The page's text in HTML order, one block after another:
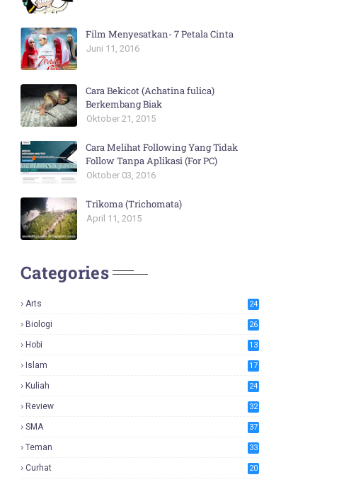
Film Menyesatkan- 7 Petala Cinta
Juni 11, 2016
Cara Bekicot (Achatina fulica)
Berkembang Biak
Oktober 21, 2015
Cara Melihat Following Yang Tidak
Follow Tanpa Aplikasi (For PC)
Oktober 03, 2016
Trikoma (Trichomata)
April 11, 2015
Categories
Arts 24
Biologi 26
Hobi 13
Islam 17
Kuliah 24
Review 32
SMA 37
Teman 33
Curhat 20